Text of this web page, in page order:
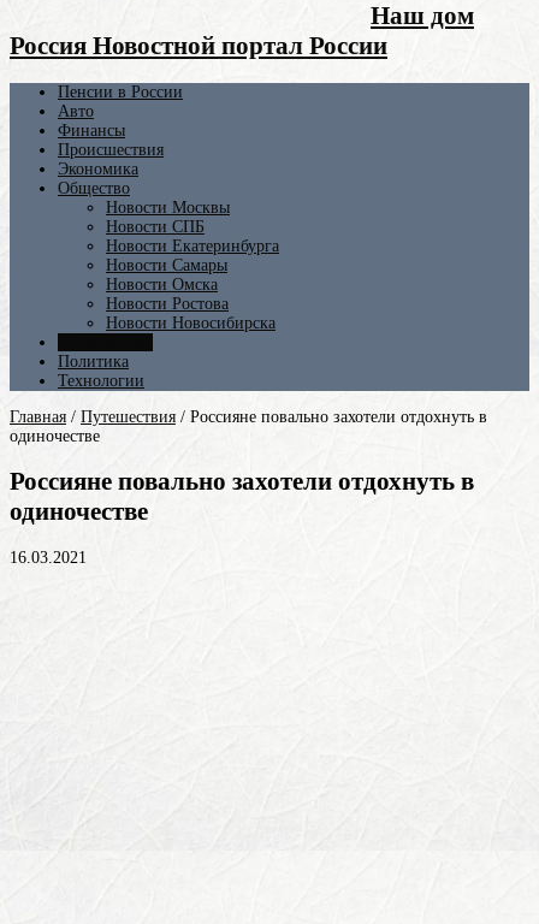
Наш дом
Россия Новостной портал России
Пенсии в России
Авто
Финансы
Происшествия
Экономика
Общество
Новости Москвы
Новости СПБ
Новости Екатеринбурга
Новости Самары
Новости Омска
Новости Ростова
Новости Новосибирска
Политика
Технологии
Главная / Путешествия / Россияне повально захотели отдохнуть в
одиночестве
Россияне повально захотели отдохнуть в
одиночестве
16.03.2021